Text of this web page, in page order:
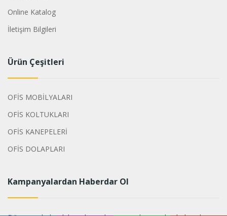
Online Katalog
İletişim Bilgileri
Ürün Çeşitleri
OFİS MOBİLYALARI
OFİS KOLTUKLARI
OFİS KANEPELERİ
OFİS DOLAPLARI
Kampanyalardan Haberdar Ol